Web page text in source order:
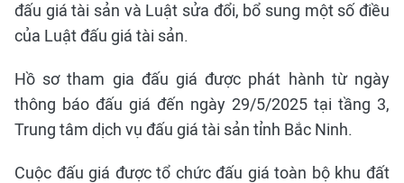
đấu giá tài sản và Luật sửa đổi, bổ sung một số điều
của Luật đấu giá tài sản.
Hồ sơ tham gia đấu giá được phát hành từ ngày
thông báo đấu giá đến ngày 29/5/2025 tại tầng 3,
Trung tâm dịch vụ đấu giá tài sản tỉnh Bắc Ninh.
Cuộc đấu giá được tổ chức đấu giá toàn bộ khu đất